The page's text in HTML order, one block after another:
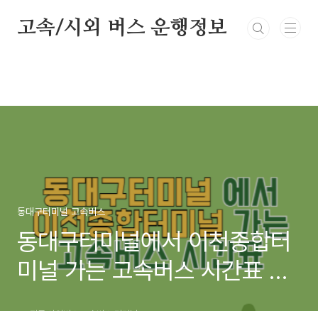
고속/시외 버스 운행정보
동대구터미널 고속버스
동대구터미널에서 이천종합터
미널 가는 고속버스 시간표 최